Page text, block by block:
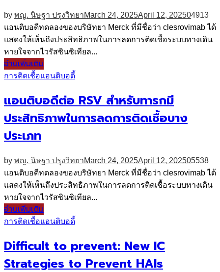
by พญ. นิษฐา ปรุงวิทยาMarch 24, 2025April 12, 202504913
แอนติบอดีทดลองของบริษัทยา Merck ที่มีชื่อว่า clesrovimab ได้
แสดงให้เห็นถึงประสิทธิภาพในการลดการติดเชื้อระบบทางเดิน
หายใจจากไวรัสซินซิเทียล...
อ่านเพิ่มเติม
การติดเชื้อแอนติบอดี้
แอนติบอดีต่อ RSV สำหรับทารกมี
ประสิทธิภาพในการลดการติดเชื้อบาง
ประเภท
by พญ. นิษฐา ปรุงวิทยาMarch 24, 2025April 12, 202505538
แอนติบอดีทดลองของบริษัทยา Merck ที่มีชื่อว่า clesrovimab ได้
แสดงให้เห็นถึงประสิทธิภาพในการลดการติดเชื้อระบบทางเดิน
หายใจจากไวรัสซินซิเทียล...
อ่านเพิ่มเติม
การติดเชื้อแอนติบอดี้
Difficult to prevent: New IC
Strategies to Prevent HAIs